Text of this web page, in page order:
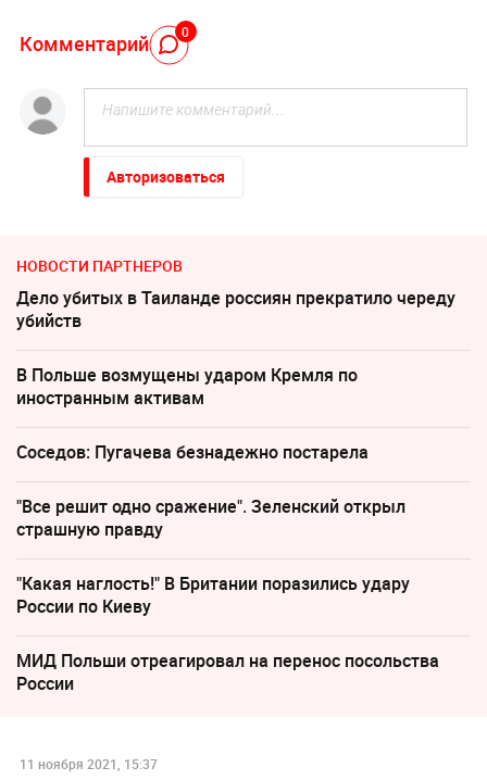
Комментарий 0
Авторизоваться
НОВОСТИ ПАРТНЕРОВ
Дело убитых в Таиланде россиян прекратило череду
убийств
В Польше возмущены ударом Кремля по
иностранным активам
Соседов: Пугачева безнадежно постарела
"Все решит одно сражение". Зеленский открыл
страшную правду
"Какая наглость!" В Британии поразились удару
России по Киеву
МИД Польши отреагировал на перенос посольства
России
11 ноября 2021, 15:37